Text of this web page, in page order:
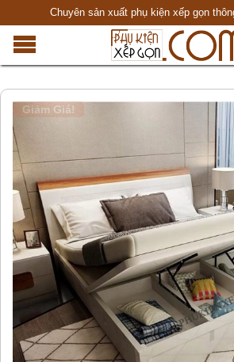
Chuyên sản xuất phụ kiện xếp gọn
Giảm Giá!